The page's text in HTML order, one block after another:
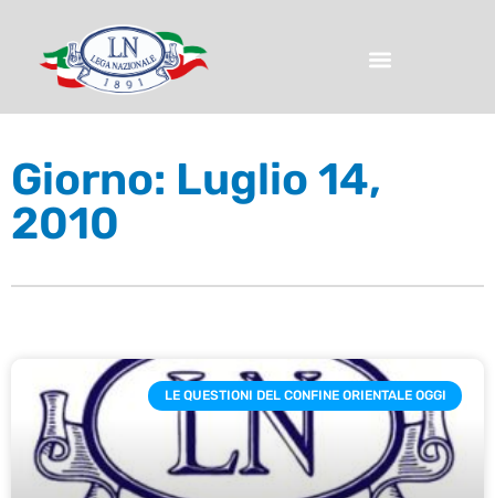
Giorno: Luglio 14,
2010
LE QUESTIONI DEL CONFINE ORIENTALE OGGI